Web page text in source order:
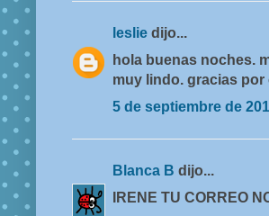
leslie dijo...
hola buenas noches.
muy lindo. gracias por
5 de septiembre de
Blanca B dijo...
IRENE TU CORREO